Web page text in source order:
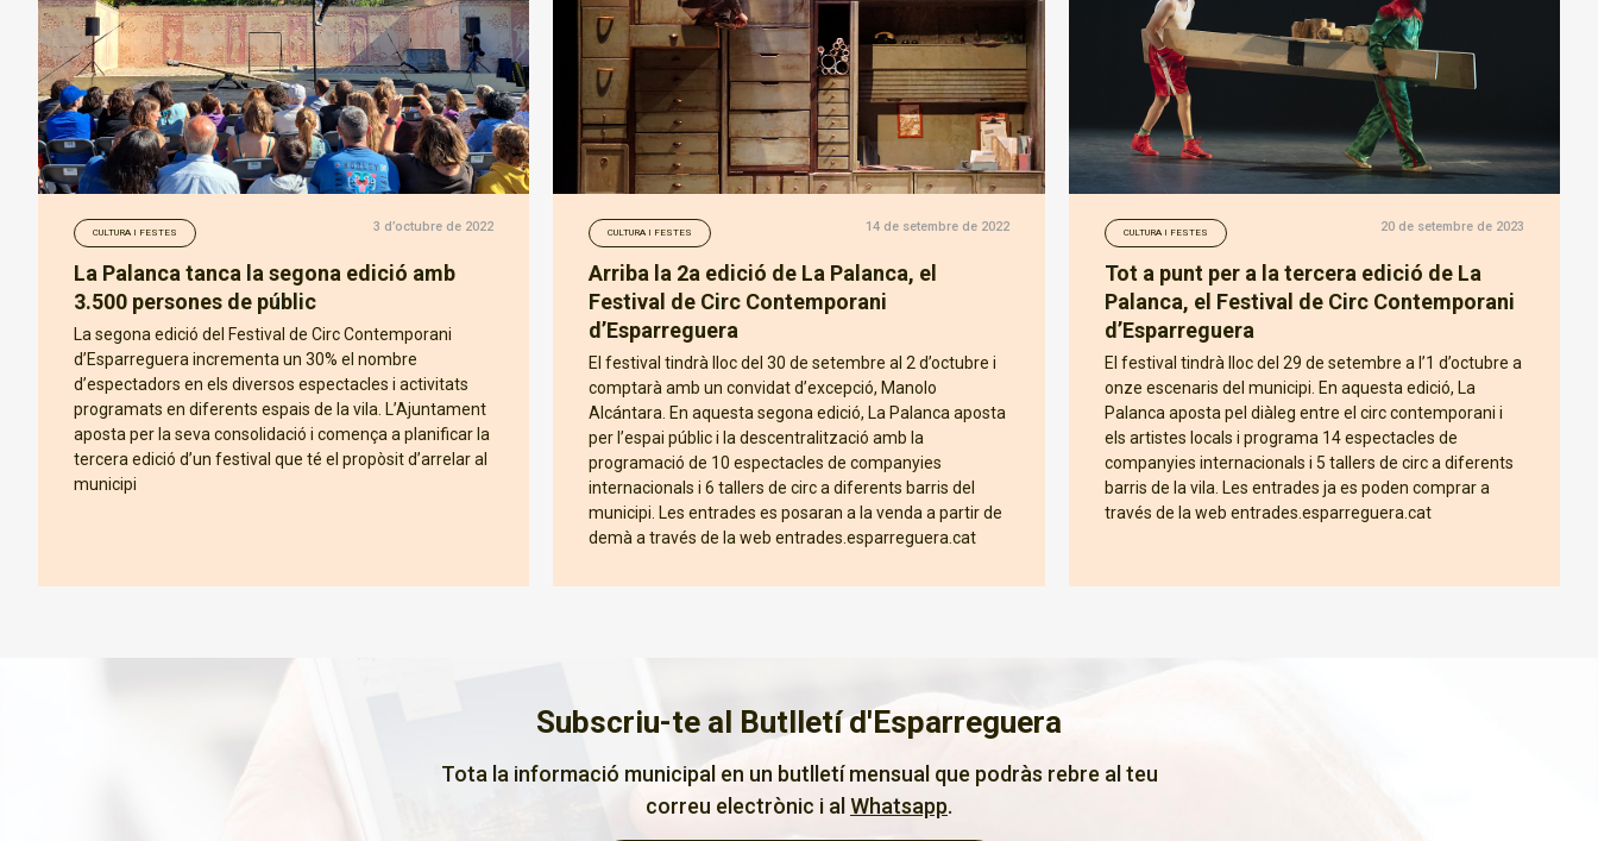
CULTURA I FESTES 3 d’octubre de 2022
La Palanca tanca la segona edició amb
3.500 persones de públic
La segona edició del Festival de Circ Contemporani
d’Esparreguera incrementa un 30% el nombre
d’espectadors en els diversos espectacles i activitats
programats en diferents espais de la vila. L’Ajuntament
aposta per la seva consolidació i comença a planificar la
tercera edició d’un festival que té el propòsit d’arrelar al
municipi
CULTURA I FESTES 14 de setembre de 2022
Arriba la 2a edició de La Palanca, el
Festival de Circ Contemporani
d’Esparreguera
El festival tindrà lloc del 30 de setembre al 2 d’octubre i
comptarà amb un convidat d’excepció, Manolo
Alcántara. En aquesta segona edició, La Palanca aposta
per l’espai públic i la descentralització amb la
programació de 10 espectacles de companyies
internacionals i 6 tallers de circ a diferents barris del
municipi. Les entrades es posaran a la venda a partir de
demà a través de la web entrades.esparreguera.cat
CULTURA I FESTES 20 de setembre de 2023
Tot a punt per a la tercera edició de La
Palanca, el Festival de Circ Contemporani
d’Esparreguera
El festival tindrà lloc del 29 de setembre a l’1 d’octubre a
onze escenaris del municipi. En aquesta edició, La
Palanca aposta pel diàleg entre el circ contemporani i
els artistes locals i programa 14 espectacles de
companyies internacionals i 5 tallers de circ a diferents
barris de la vila. Les entrades ja es poden comprar a
través de la web entrades.esparreguera.cat
Subscriu-te al Butlletí d'Esparreguera
Tota la informació municipal en un butlletí mensual que podràs rebre al teu
correu electrònic i alWhatsapp.